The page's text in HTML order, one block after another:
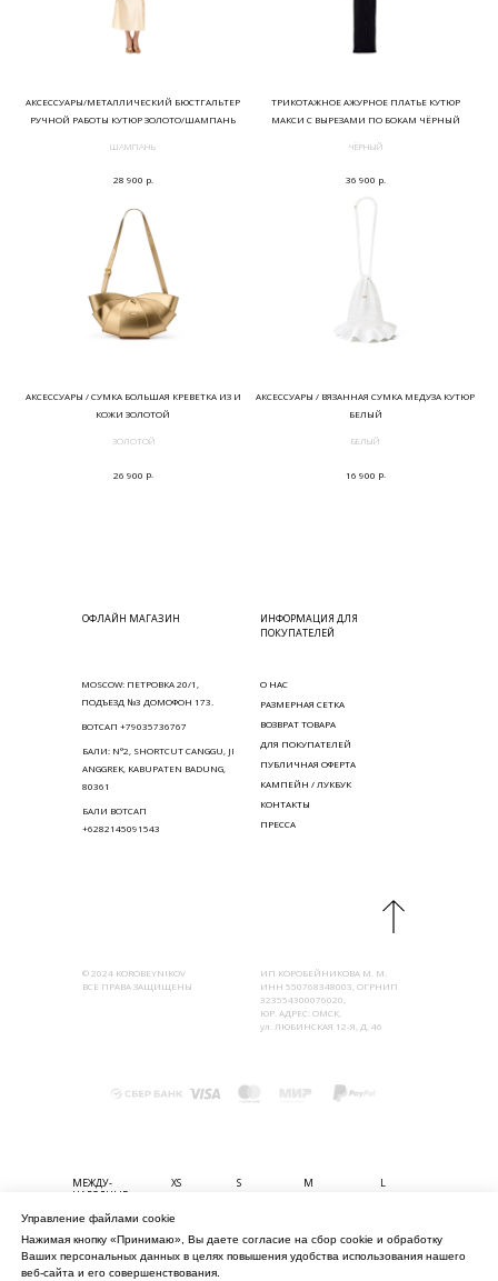
АКСЕССУАРЫ/МЕТАЛЛИЧЕСКИЙ БЮСТГАЛЬТЕР
РУЧНОЙ РАБОТЫ КУТЮР ЗОЛОТО/ШАМПАНЬ
ШАМПАНЬ
28 900 р.
ТРИКОТАЖНОЕ АЖУРНОЕ ПЛАТЬЕ КУТЮР
МАКСИ С ВЫРЕЗАМИ ПО БОКАМ ЧЁРНЫЙ
ЧЁРНЫЙ
36 900 р.
АКСЕССУАРЫ / СУМКА БОЛЬШАЯ КРЕВЕТКА ИЗ И
КОЖИ ЗОЛОТОЙ
ЗОЛОТОЙ
26 900 р.
АКСЕССУАРЫ / ВЯЗАННАЯ СУМКА МЕДУЗА КУТЮР
БЕЛЫЙ
БЕЛЫЙ
16 900 р.
КОНТАКТЫ
ПРЕССА
ВОЗВРАТ ТОВАРА
ДЛЯ ПОКУПАТЕЛЕЙ
О НАС
© 2024 KOROBEYNIKOV
ВСЕ ПРАВА ЗАЩИЩЕНЫ
ИП КОРОБЕЙНИКОВА М. М.
ИНН 550768348003, ОГРНИП
323554300076020,
ЮР. АДРЕС: ОМСК,
ул. ЛЮБИНСКАЯ 12-Я, Д. 46
РАЗМЕРНАЯ СЕТКА
ОФЛАЙН МАГАЗИН
ИНФОРМАЦИЯ ДЛЯ
ПОКУПАТЕЛЕЙ
ПУБЛИЧНАЯ ОФЕРТА
КАМПЕЙН / ЛУКБУК
БАЛИ: N°2, SHORTCUT CANGGU, JI
ANGGREK, KABUPATEN BADUNG,
80361
MOSCOW: ПЕТРОВКА 20/1,
ПОДЪЕЗД №3 ДОМОФОН 173.
БАЛИ ВОТСАП
+6282145091543
ВОТСАП +79035736767
МЕЖДУ-
НАРОДНЫЕ
XS S M L
ТАЛИЯ (СМ)
БЁДРА (СМ)
56-61
82-90
61-67
67-74
74-80
Управление файлами cookie
Нажимая кнопку «Принимаю», Вы даете согласие на сбор cookie и обработку
Ваших персональных данных в целях повышения удобства использования нашего
веб-сайта и его совершенствования.